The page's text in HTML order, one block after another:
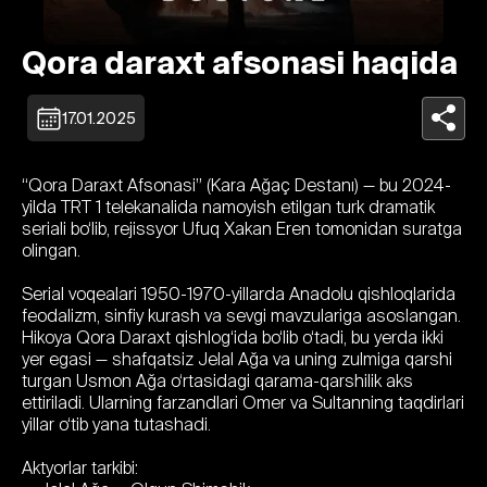
Qora daraxt afsonasi haqida
17.01.2025
“Qora Daraxt Afsonasi” (Kara Ağaç Destanı) — bu 2024-
yilda TRT 1 telekanalida namoyish etilgan turk dramatik
seriali bo‘lib, rejissyor Ufuq Xakan Eren tomonidan suratga
olingan.
Serial voqealari 1950-1970-yillarda Anadolu qishloqlarida
feodalizm, sinfiy kurash va sevgi mavzulariga asoslangan.
Hikoya Qora Daraxt qishlog‘ida bo‘lib o‘tadi, bu yerda ikki
yer egasi — shafqatsiz Jelal Ağa va uning zulmiga qarshi
turgan Usmon Ağa o‘rtasidagi qarama-qarshilik aks
ettiriladi. Ularning farzandlari Omer va Sultanning taqdirlari
yillar o‘tib yana tutashadi.
Aktyorlar tarkibi: